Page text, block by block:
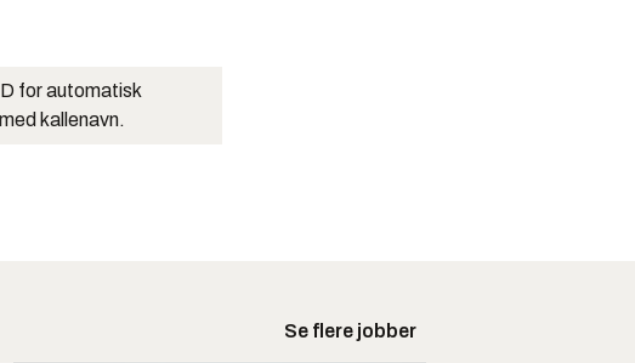
for automatisk
kallenavn.
Se flere jobber